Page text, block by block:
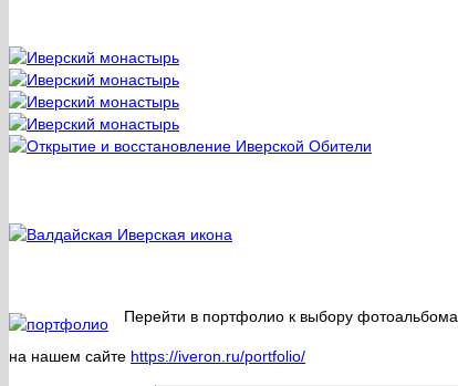
Перейти в портфолио к выбору фотоальбома
на нашем сайте https://iveron.ru/portfolio/